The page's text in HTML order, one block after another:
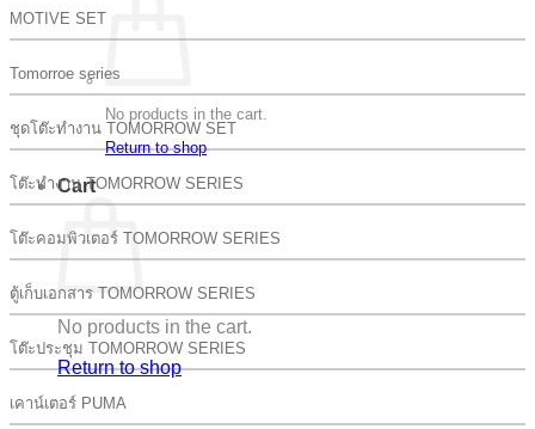
No products in the cart.
Return to shop
Cart
No products in the cart.
Return to shop
MOTIVE SET
Tomorroe series
ชุดโต๊ะทำงาน TOMORROW SET
โต๊ะทำงาน TOMORROW SERIES
โต๊ะคอมพิวเตอร์ TOMORROW SERIES
ตู้เก็บเอกสาร TOMORROW SERIES
โต๊ะประชุม TOMORROW SERIES
เคาน์เตอร์ PUMA